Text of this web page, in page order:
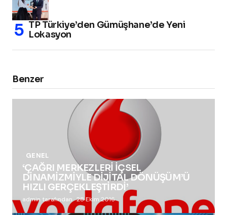
TP Türkiye’den Gümüşhane’de Yeni
Lokasyon
Benzer
GENEL
‘ÇAĞRI MERKEZLERİ İÇSEL
DİNAMİZMİYLE DİJİTAL DÖNÜŞÜM’Ü
HIZLI GERÇEKLEŞTİRDİ’
admin tarafından 28 Ekim 2016